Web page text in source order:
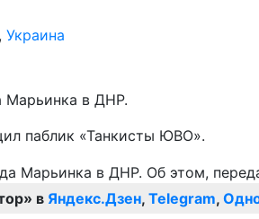
, Украина
Марьинка в ДНР.
паблик «Танкисты ЮВО».
в Яндекс.Дзен, Telegram,